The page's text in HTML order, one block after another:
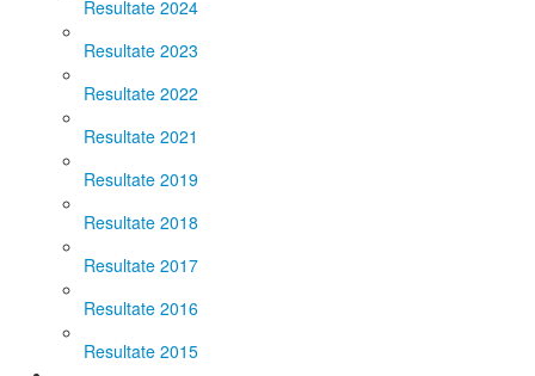
Resultate 2024
Resultate 2023
Resultate 2022
Resultate 2021
Resultate 2019
Resultate 2018
Resultate 2017
Resultate 2016
Resultate 2015